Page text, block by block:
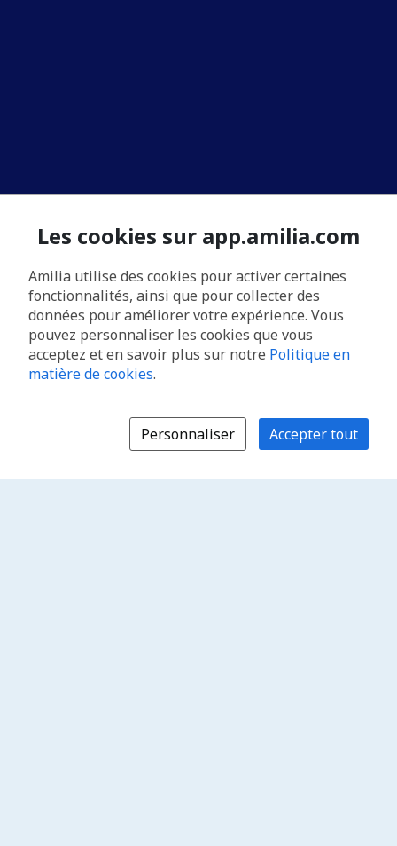
Les cookies sur app.amilia.com
Amilia utilise des cookies pour activer certaines
fonctionnalités, ainsi que pour collecter des
données pour améliorer votre expérience. Vous
pouvez personnaliser les cookies que vous
acceptez et en savoir plus sur notre Politique en
matière de cookies.
Personnaliser Accepter tout